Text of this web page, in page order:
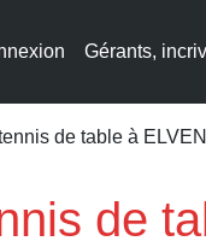
Gérants,
de table à ELVEN
de